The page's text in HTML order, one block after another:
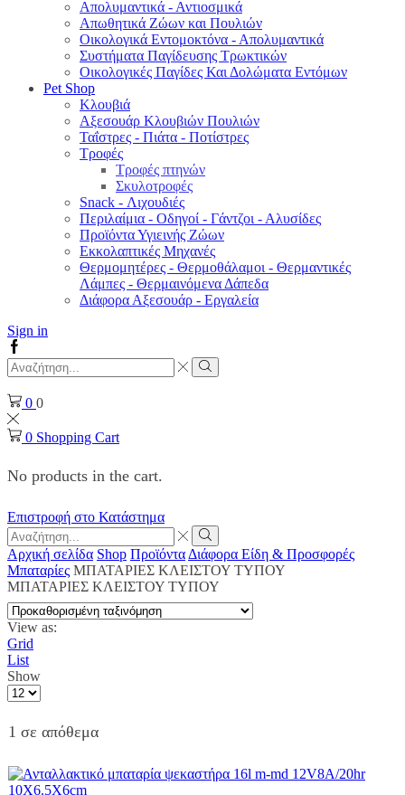
Απολυμαντικά - Αντιοσμικά
Απωθητικά Ζώων και Πουλιών
Οικολογικά Εντομοκτόνα - Απολυμαντικά
Συστήματα Παγίδευσης Τρωκτικών
Οικολογικές Παγίδες Και Δολώματα Εντόμων
Pet Shop
Κλουβιά
Αξεσουάρ Κλουβιών Πουλιών
Ταΐστρες - Πιάτα - Ποτίστρες
Τροφές
Τροφές πτηνών
Σκυλοτροφές
Snack - Λιχουδιές
Περιλαίμια - Οδηγοί - Γάντζοι - Αλυσίδες
Προϊόντα Υγιεινής Ζώων
Εκκολαπτικές Μηχανές
Θερμομητέρες - Θερμοθάλαμοι - Θερμαντικές
Λάμπες - Θερμαινόμενα Δάπεδα
Διάφορα Αξεσουάρ - Εργαλεία
Sign in
Facebook
Search
input
Search
0 0
0 Shopping Cart
No products in the cart.
Επιστροφή στο Κατάστημα
Search
input
Search
Αρχική σελίδα Shop Προϊόντα Διάφορα Είδη & Προσφορές
Μπαταρίες ΜΠΑΤΑΡΙΕΣ ΚΛΕΙΣΤΟΥ ΤΥΠΟΥ
ΜΠΑΤΑΡΙΕΣ ΚΛΕΙΣΤΟΥ ΤΥΠΟΥ
View as:
Grid
List
Show
Products
page
1 σε απόθεμα